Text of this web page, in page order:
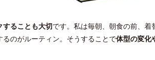
することも大切です。私は毎朝、朝食の前、
のがルーティン。そうすることで体型の変化